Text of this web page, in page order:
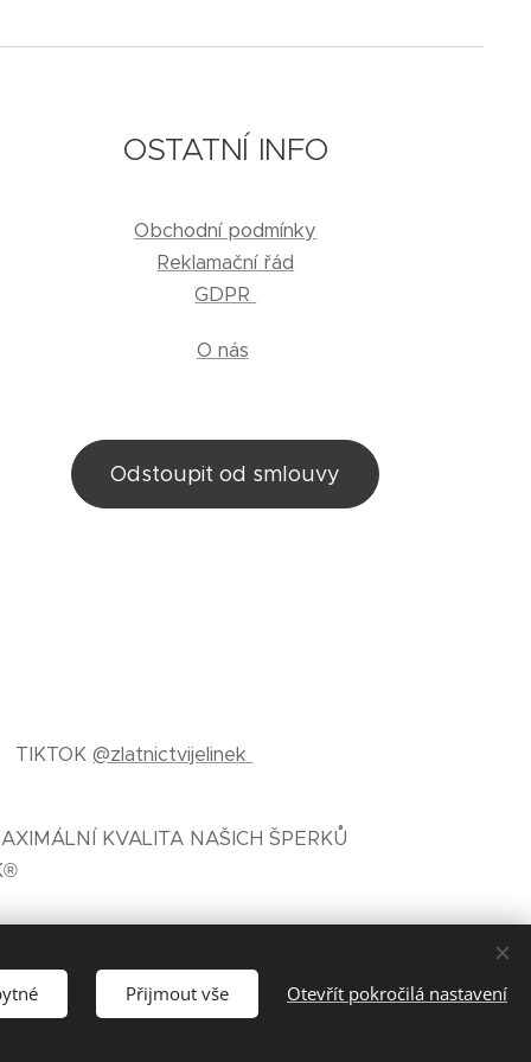
OSTATNÍ INFO
Obchodní podmínky
Reklamační řád
GDPR
O nás
Odstoupit od smlouvy
TIKTOK@zlatnictvijelinek
KVALITA NAŠICH ŠPERKŮ
Přijmout vše Otevřít pokročilá nastavení